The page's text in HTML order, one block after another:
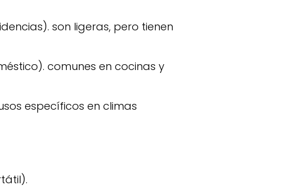
son ligeras, pero tienen
comunes en cocinas y
específicos en climas